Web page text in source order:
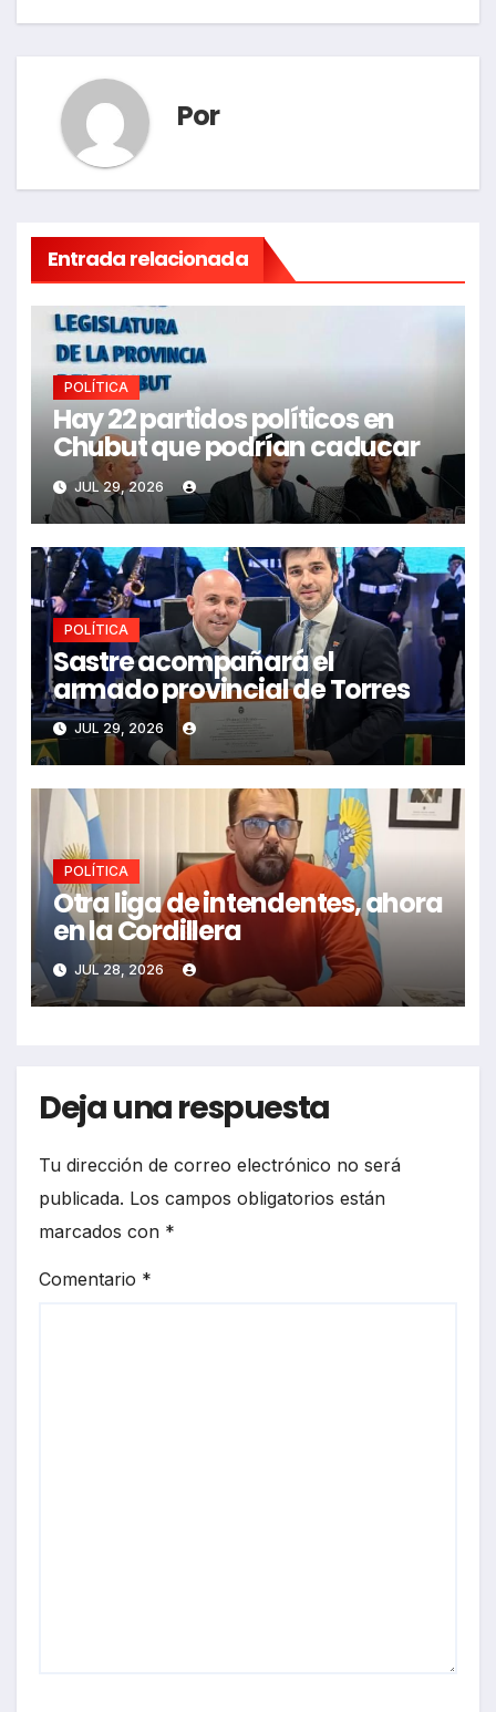
Por
Entrada relacionada
POLÍTICA
Hay 22 partidos políticos en
Chubut que podrían caducar
JUL 29, 2026
POLÍTICA
Sastre acompañará el
armado provincial de Torres
JUL 29, 2026
POLÍTICA
Otra liga de intendentes, ahora
en la Cordillera
JUL 28, 2026
Deja una respuesta
Tu dirección de correo electrónico no será
publicada. Los campos obligatorios están
marcados con *
Comentario *